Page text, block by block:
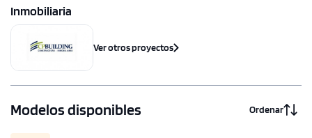
Inmobiliaria
Ver otros proyectos
Modelos disponibles Ordenar